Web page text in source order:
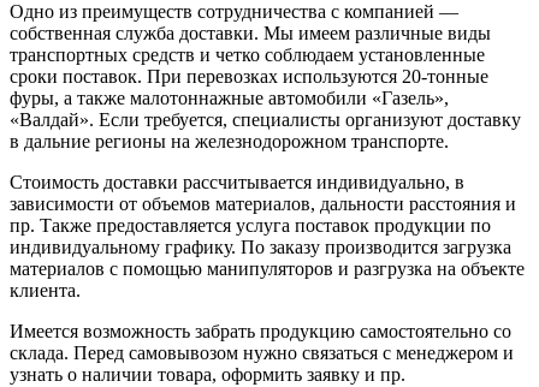
Одно из преимуществ сотрудничества с компанией —
собственная служба доставки. Мы имеем различные виды
транспортных средств и четко соблюдаем установленные
сроки поставок. При перевозках используются 20-тонные
фуры, а также малотоннажные автомобили «Газель»,
«Валдай». Если требуется, специалисты организуют доставку
в дальние регионы на железнодорожном транспорте.
Стоимость доставки рассчитывается индивидуально, в
зависимости от объемов материалов, дальности расстояния и
пр. Также предоставляется услуга поставок продукции по
индивидуальному графику. По заказу производится загрузка
материалов с помощью манипуляторов и разгрузка на объекте
клиента.
Имеется возможность забрать продукцию самостоятельно со
склада. Перед самовывозом нужно связаться с менеджером и
узнать о наличии товара, оформить заявку и пр.